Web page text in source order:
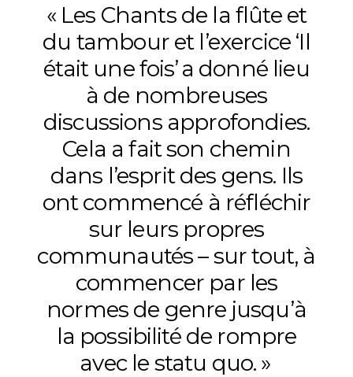
« Les Chants de la flûte et
du tambour et l’exercice ‘Il
était une fois’ a donné lieu
à de nombreuses
discussions approfondies.
Cela a fait son chemin
dans l’esprit des gens. Ils
ont commencé à réfléchir
sur leurs propres
communautés – sur tout, à
commencer par les
normes de genre jusqu’à
la possibilité de rompre
avec le statu quo. »